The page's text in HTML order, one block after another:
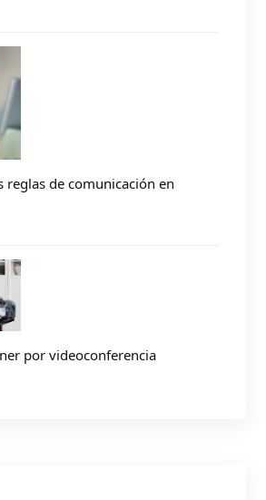
reglas de comunicación en
por videoconferencia